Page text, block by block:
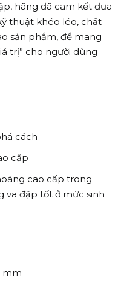
hãng đã cam kết đưa
thuật khéo léo, chất
sản phẩm, để mang
trị” cho người dùng
cách
cấp
cao cấp trong
va đập tốt ở mức sinh
mm